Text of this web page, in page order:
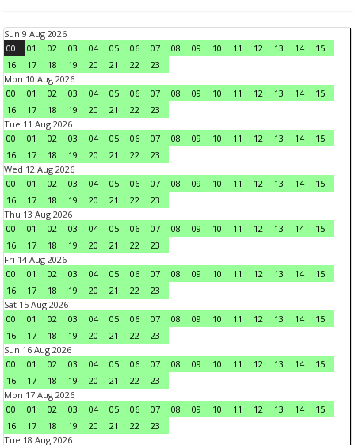
Sun 9 Aug 2026
00
01 02 03 04 05 06 07 08 09 10 11 12 13 14
15
16
17 18 19 20 21 22
23
Mon 10 Aug 2026
00
01 02 03 04 05 06 07 08 09 10 11 12 13 14
15
16
17 18 19 20 21 22
23
Tue 11 Aug 2026
00
01 02 03 04 05 06 07 08 09 10 11 12 13 14
15
16
17 18 19 20 21 22
23
Wed 12 Aug 2026
00
01 02 03 04 05 06 07 08 09 10 11 12 13 14
15
16
17 18 19 20 21 22
23
Thu 13 Aug 2026
00
01 02 03 04 05 06 07 08 09 10 11 12 13 14
15
16
17 18 19 20 21 22
23
Fri 14 Aug 2026
00
01 02 03 04 05 06 07 08 09 10 11 12 13 14
15
16
17 18 19 20 21 22
23
Sat 15 Aug 2026
00
01 02 03 04 05 06 07 08 09 10 11 12 13 14
15
16
17 18 19 20 21 22
23
Sun 16 Aug 2026
00
01 02 03 04 05 06 07 08 09 10 11 12 13 14
15
16
17 18 19 20 21 22
23
Mon 17 Aug 2026
00
01 02 03 04 05 06 07 08 09 10 11 12 13 14
15
16
17 18 19 20 21 22
23
Tue 18 Aug 2026